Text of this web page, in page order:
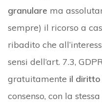
granulare ma
sempre) il ricorso a
ribadito che
sensi dell’art. 7.3,
gratuitamente il
consenso, con la